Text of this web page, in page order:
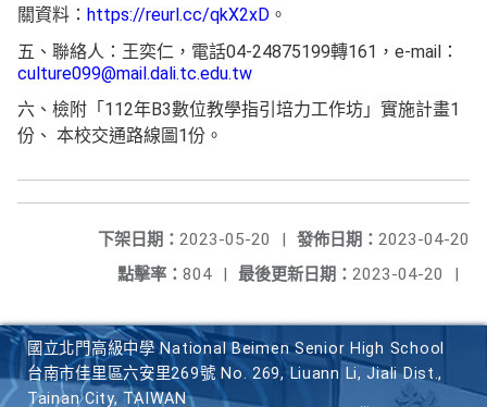
關資料： https://reurl.cc/qkX2xD 。
五、聯絡人：王奕仁，電話04-24875199轉161，e-mail：
culture099@mail.dali.tc.edu.tw
六、檢附「112年B3數位教學指引培力工作坊」實施計畫1
份、 本校交通路線圖1份。
發佈日期： 2023-04-20
下架日期： 2023-05-20
|
最後更新日期： 2023-04-20 |
點擊率： 804 |
國立北門高級中學 National Beimen Senior High School
台南市佳里區六安里269號 No. 269, Liuann Li, Jiali Dist.,
Tainan City, TAIWAN